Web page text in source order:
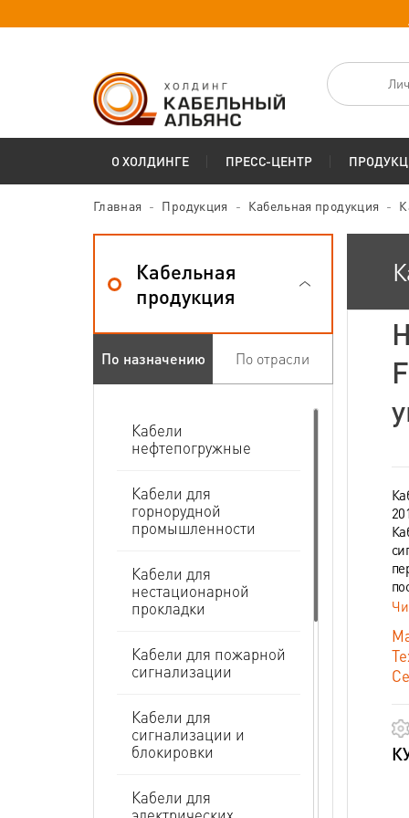
О ХОЛДИНГЕ ПРЕСС-ЦЕНТР
Главная Продукция Кабельная продукция
Кабельная
продукция
По назначению По отрасли
Кабели
нефтепогружные
Кабели для
горнорудной
промышленности
Кабели для
нестационарной
прокладки
Кабели для пожарной
сигнализации
Кабели для
сигнализации и
блокировки
Кабели для